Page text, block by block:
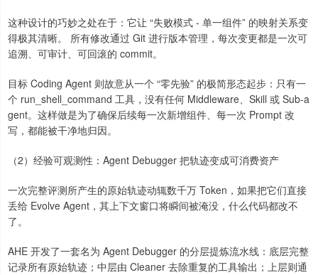
这种设计的巧妙之处在于：它让 “失败模式 - 单一组件” 的映射关系变
得极其清晰。 所有修改通过 Git 进行版本管理，每次变更都是一次可
追溯、可审计、可回滚的 commit。
目标 Coding Agent 则故意从一个 “零先验” 的极简形态起步：只有一
个 run_shell_command 工具，没有任何 Middleware、Skill 或 Sub-a
gent。这样做是为了确保后续每一次新增组件、每一次 Prompt 改
写，都能被干净地归因。
（2）经验可观测性：Agent Debugger 把轨迹变成可消费资产
一次完整评测所产生的原始轨迹动辄数千万 Token，如果把它们直接
丢给 Evolve Agent，其上下文窗口将瞬间被淹没，什么代码都改不
了。
AHE 开发了一套名为 Agent Debugger 的分层提炼流水线：底层完整
记录所有原始轨迹；中层由 Cleaner 去除重复的工具输出；上层则通